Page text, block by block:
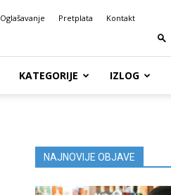
Oglašavanje Pretplata Kontakt
KATEGORIJE IZLOG
NAJNOVIJE OBJAVE